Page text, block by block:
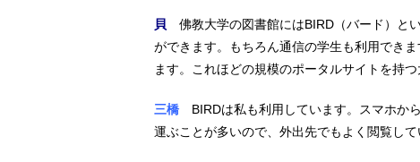
貝 佛教大学の図書館にはBIRD（バード）と
ができます。もちろん通信の学生も利用でき
ます。これほどの規模のポータルサイトを持
三橋 BIRDは私も利用しています。スマホか
運ぶことが多いので、外出先でもよく閲覧して